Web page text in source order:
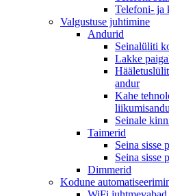
Telefoni- ja
Valgustuse juhtimine
Andurid
Seinalüliti
Lakke
andur
Kahe
Seinale
Taimerid
Seina sisse
Seina sisse
Dimmerid
Kodune